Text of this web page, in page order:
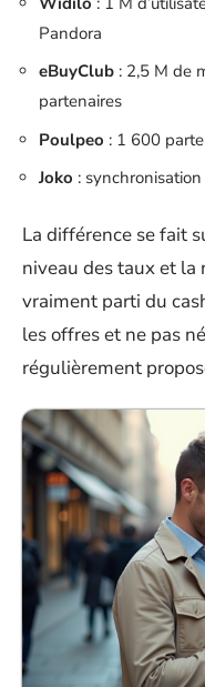
Pandora
eBuyClub : 2,5 M de
partenaires
Poulpeo : 1 600
Joko :
La différence se fait
niveau des taux et
vraiment parti du
les offres et ne pas
régulièrement